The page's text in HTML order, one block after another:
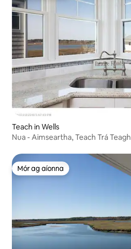
Teach in Wells
Nua - Aimseartha, Teach Trá
Mór ag aíonna
Mór ag aíonna